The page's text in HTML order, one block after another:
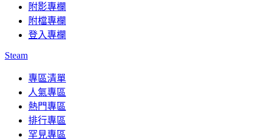
附影專欄
附檔專欄
登入專欄
Steam
專區清單
人氣專區
熱門專區
排行專區
罕見專區